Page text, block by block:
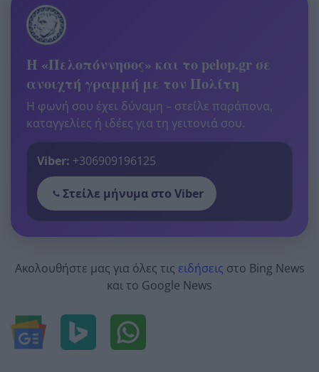
Η «Πελοπόννησος» και το pelop.gr σε
ανοιχτή γραμμή με τον Πολίτη
Η φωνή σου έχει δύναμη – στείλε παράπονα,
καταγγελίες ή ιδέες για τη γειτονιά σου.
Viber: +306909196125
Στείλε μήνυμα στο Viber
Ακολουθήστε μας για όλες τις ειδήσεις στο Bing News
και το Google News